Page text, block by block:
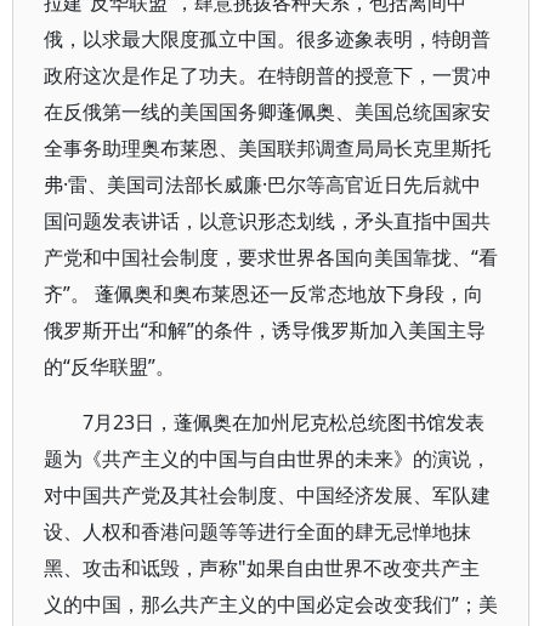
俄，以求最大限度孤立中国。很多迹象表明，特朗普
政府这次是作足了功夫。在特朗普的授意下，一贯冲
在反俄第一线的美国国务卿蓬佩奥、美国总统国家安
全事务助理奥布莱恩、美国联邦调查局局长克里斯托
弗·雷、美国司法部长威廉·巴尔等高官近日先后就中
国问题发表讲话，以意识形态划线，矛头直指中国共
产党和中国社会制度，要求世界各国向美国靠拢、“看
齐”。 蓬佩奥和奥布莱恩还一反常态地放下身段，向
俄罗斯开出“和解”的条件，诱导俄罗斯加入美国主导
的“反华联盟”。
7月23日，蓬佩奥在加州尼克松总统图书馆发表
题为《共产主义的中国与自由世界的未来》的演说，
对中国共产党及其社会制度、中国经济发展、军队建
设、人权和香港问题等等进行全面的肆无忌惮地抹
黑、攻击和诋毁，声称"如果自由世界不改变共产主
义的中国，那么共产主义的中国必定会改变我们”；美